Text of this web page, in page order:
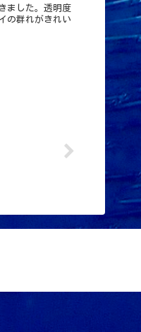
ました。透明度
の群れがきれい